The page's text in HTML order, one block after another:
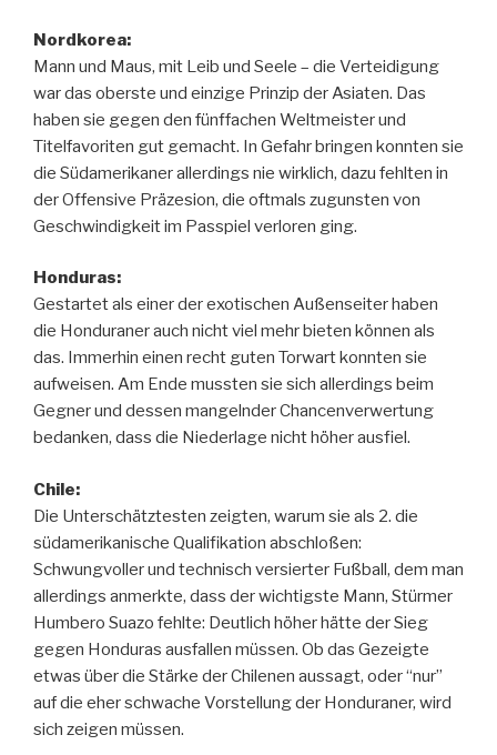
Nordkorea:
Mann und Maus, mit Leib und Seele – die Verteidigung
war das oberste und einzige Prinzip der Asiaten. Das
haben sie gegen den fünffachen Weltmeister und
Titelfavoriten gut gemacht. In Gefahr bringen konnten sie
die Südamerikaner allerdings nie wirklich, dazu fehlten in
der Offensive Präzesion, die oftmals zugunsten von
Geschwindigkeit im Passpiel verloren ging.
Honduras:
Gestartet als einer der exotischen Außenseiter haben
die Honduraner auch nicht viel mehr bieten können als
das. Immerhin einen recht guten Torwart konnten sie
aufweisen. Am Ende mussten sie sich allerdings beim
Gegner und dessen mangelnder Chancenverwertung
bedanken, dass die Niederlage nicht höher ausfiel.
Chile:
Die Unterschätztesten zeigten, warum sie als 2. die
südamerikanische Qualifikation abschloßen:
Schwungvoller und technisch versierter Fußball, dem man
allerdings anmerkte, dass der wichtigste Mann, Stürmer
Humbero Suazo fehlte: Deutlich höher hätte der Sieg
gegen Honduras ausfallen müssen. Ob das Gezeigte
etwas über die Stärke der Chilenen aussagt, oder “nur”
auf die eher schwache Vorstellung der Honduraner, wird
sich zeigen müssen.